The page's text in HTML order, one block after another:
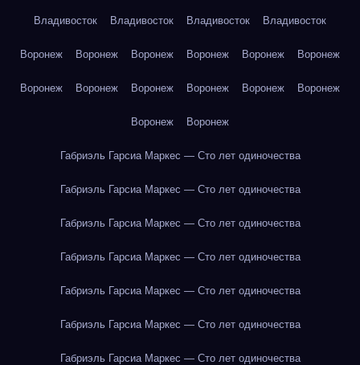
Владивосток Владивосток Владивосток Владивосток
Воронеж Воронеж Воронеж Воронеж Воронеж Воронеж
Воронеж Воронеж Воронеж Воронеж Воронеж Воронеж
Воронеж Воронеж
Габриэль Гарсиа Маркес — Сто лет одиночества
Габриэль Гарсиа Маркес — Сто лет одиночества
Габриэль Гарсиа Маркес — Сто лет одиночества
Габриэль Гарсиа Маркес — Сто лет одиночества
Габриэль Гарсиа Маркес — Сто лет одиночества
Габриэль Гарсиа Маркес — Сто лет одиночества
Габриэль Гарсиа Маркес — Сто лет одиночества